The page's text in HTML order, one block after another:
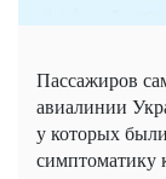
Пассажиров
авиалинии
у которых
симптоматику